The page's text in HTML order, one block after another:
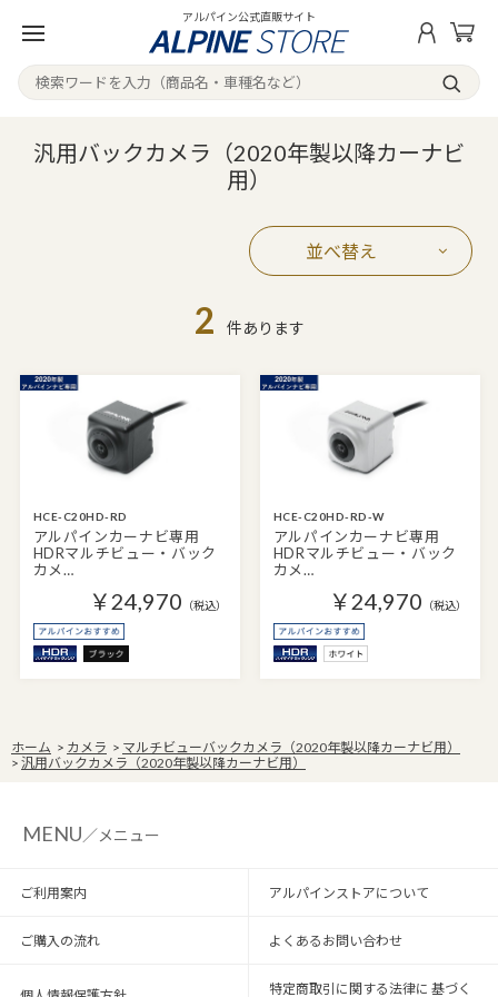
アルパイン公式直販サイト
汎用バックカメラ（2020年製以降カーナビ
用）
並べ替え
2 件あります
HCE-C20HD-RD
アルパインカーナビ専用
HDRマルチビュー・バック
カメ…
￥24,970 （税込）
HCE-C20HD-RD-W
アルパインカーナビ専用
HDRマルチビュー・バック
カメ…
￥24,970 （税込）
ホーム > カメラ > マルチビューバックカメラ（2020年製以降カーナビ用）
> 汎用バックカメラ（2020年製以降カーナビ用）
MENU／メニュー
ご利用案内 アルパインストアについて
ご購入の流れ よくあるお問い合わせ
特定商取引に関する法律に 基づく